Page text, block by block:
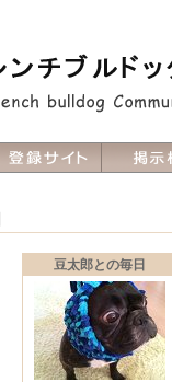
豆太郎との毎日